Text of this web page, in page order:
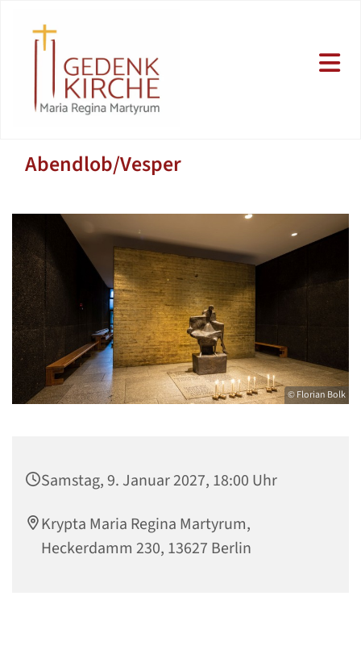
Abendlob/Vesper
© Florian Bolk
Samstag, 9. Januar 2027, 18:00 Uhr
Krypta Maria Regina Martyrum,
Heckerdamm 230, 13627 Berlin